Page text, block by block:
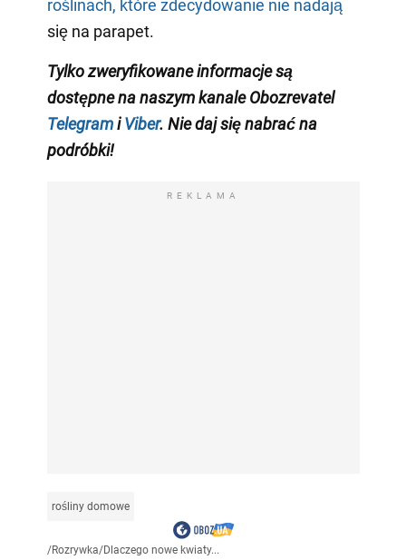
roślinach, które zdecydowanie nie nadają
się na parapet.
Tylko zweryfikowane informacje są
dostępne na naszym kanale Obozrevatel
TelegramiViber. Nie daj się nabrać na
podróbki!
REKLAMA
rośliny domowe
/Rozrywka/Dlaczego nowe kwiaty...